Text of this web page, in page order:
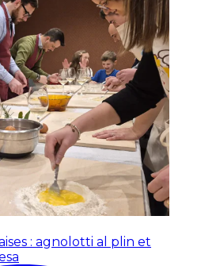
: agnolotti al plin et